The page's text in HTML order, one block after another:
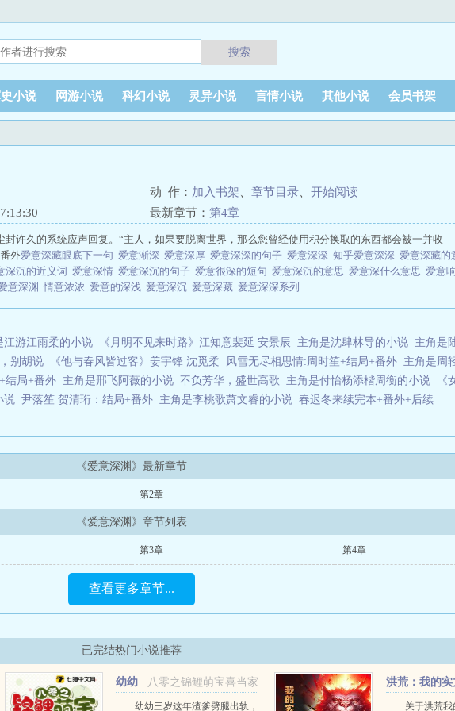
搜索
小说 网游小说 科幻小说 灵异小说 言情小说 其他小说 会员书架
动 作： 加入书架 章节目录
开始阅读
最新章节： 第4章
封许久的系统应声回复。“主人，如果要脱离世界，那么您曾经使用积分换取的东西都会被一并收
外爱意深藏眼底下一句 爱意渐深 爱意深厚 爱意深深的句子 爱意深深 知乎爱意深深 爱意深藏的
深沉的近义词 爱意深情 爱意深沉的句子 爱意很深的短句 爱意深沉的意思 爱意深什么意思 爱意
意深渊 情意浓浓 爱意的深浅 爱意深沉 爱意深藏 爱意深深系列
江游江雨柔的小说 《月明不见来时路》江知意裴延 安景辰 主角是沈肆林导的小说 主角是
别胡说 《他与春风皆过客》姜宇锋 沈觅柔 风雪无尽相思情:周时笙+结局+番外 主角是周
结局+番外 主角是邢飞阿薇的小说 不负芳华，盛世高歌 主角是付怡杨添楷周衡的小说
《
说 尹落笙 贺清珩：结局+番外 主角是李桃歌萧文睿的小说 春迟冬来续完本+番外+后续
《爱意深渊》最新章节
第2章
《爱意深渊》章节列表
第3章 第4章
查看更多章节...
已完结热门小说推荐
八零之锦鲤萌宝喜当家
幼幼
宋晴岚幼幼三岁这年渣爹劈腿出轨，
洪荒：我的实
族总和关于洪荒